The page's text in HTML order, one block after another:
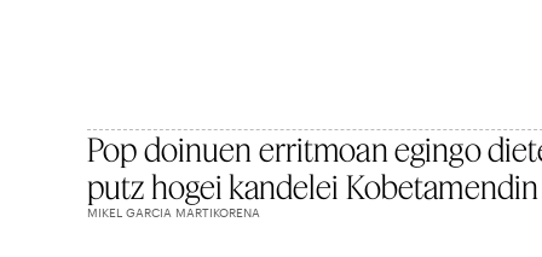
Pop doinuen erritmoan egingo
putz hogei kandelei Kobetamendin
MIKEL GARCIA MARTIKORENA